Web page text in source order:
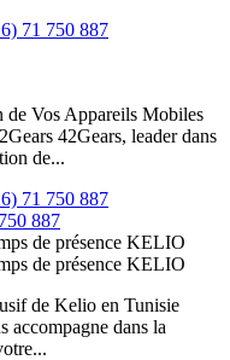
71 750 887
de Vos Appareils Mobiles
42Gears, leader dans
de...
71 750 887
887
de présence KELIO
de présence KELIO
de Kelio en Tunisie
accompagne dans la